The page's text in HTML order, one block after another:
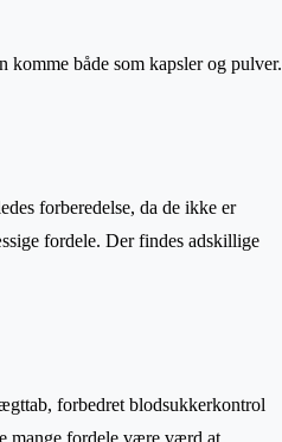
både som kapsler og pulver.
forberedelse, da de ikke er
fordele. Der findes adskillige
forbedret blodsukkerkontrol